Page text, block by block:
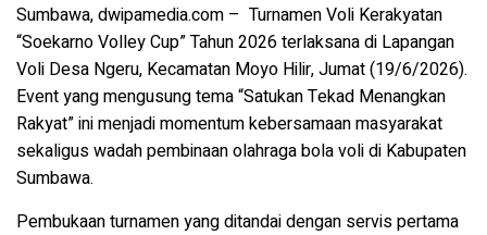
Sumbawa, dwipamedia.com – Turnamen Voli Kerakyatan
“Soekarno Volley Cup” Tahun 2026 terlaksana di Lapangan
Voli Desa Ngeru, Kecamatan Moyo Hilir, Jumat (19/6/2026).
Event yang mengusung tema “Satukan Tekad Menangkan
Rakyat” ini menjadi momentum kebersamaan masyarakat
sekaligus wadah pembinaan olahraga bola voli di Kabupaten
Sumbawa.
Pembukaan turnamen yang ditandai dengan servis pertama